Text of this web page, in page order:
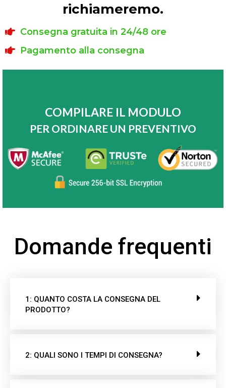
richiameremo.
Consegna gratuita in 24/48 ore
Pagamento alla consegna
COMPILARE IL MODULO
PER ORDINARE UN PREVENTIVO
Domande frequenti
1: QUANTO COSTA LA CONSEGNA DEL
PRODOTTO?
2: QUALI SONO I TEMPI DI CONSEGNA?